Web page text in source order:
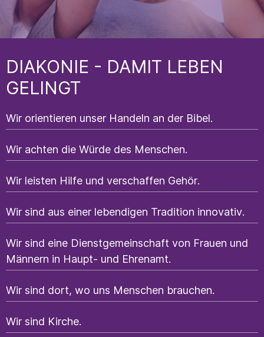
DIAKONIE - DAMIT LEBEN
GELINGT
Wir orientieren unser Handeln an der Bibel.
Wir achten die Würde des Menschen.
Wir leisten Hilfe und verschaffen Gehör.
Wir sind aus einer lebendigen Tradition innovativ.
Wir sind eine Dienstgemeinschaft von Frauen und
Männern in Haupt- und Ehrenamt.
Wir sind dort, wo uns Menschen brauchen.
Wir sind Kirche.